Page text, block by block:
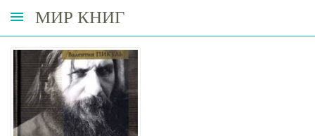
МИР КНИГ